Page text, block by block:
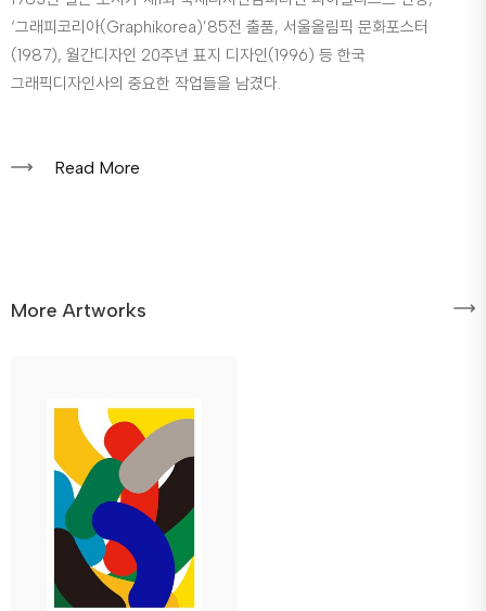
‘그래피코리아(Graphikorea)’85전 출품, 서울올림픽 문화포스터
(1987), 월간디자인 20주년 표지 디자인(1996) 등 한국
그래픽디자인사의 중요한 작업들을 남겼다.
Read More
More Artworks